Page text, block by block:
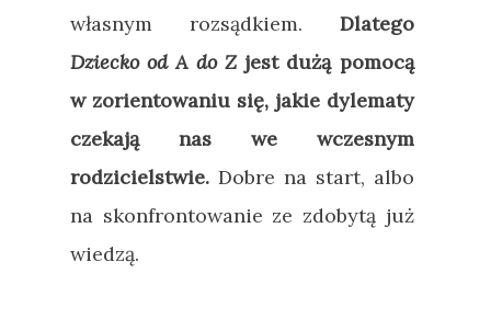
własnym rozsądkiem. Dlatego
Dziecko od A do Zjest dużą pomocą
w zorientowaniu się, jakie dylematy
czekają nas we wczesnym
rodzicielstwie. Dobre na start, albo
na skonfrontowanie ze zdobytą już
wiedzą.